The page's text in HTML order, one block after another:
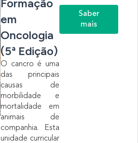
Formação
em
Oncologia
(5ª Edição)
O cancro é uma
das principais
causas de
morbilidade e
mortalidade em
animais de
companhia. Esta
unidade curricular
Saber
mais